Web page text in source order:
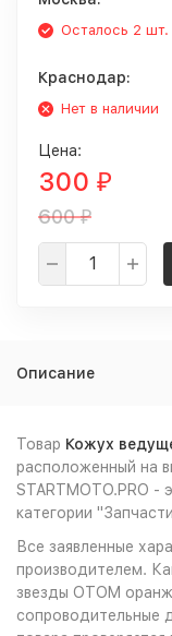
Осталось 2 шт.
Краснодар:
Нет в наличии
Цена:
300 ₽
600₽
Описание
Товар Кожух
расположенный на
STARTMOTO.PRO -
категории
Все заявленные
производителем.
звезды OTOM
сопроводительные